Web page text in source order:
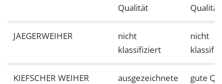
Qualität Qualität
JAEGERWEIHER
nicht
klassifiziert
nicht
KIEFSCHER WEIHER
ausgezeichnete
gute